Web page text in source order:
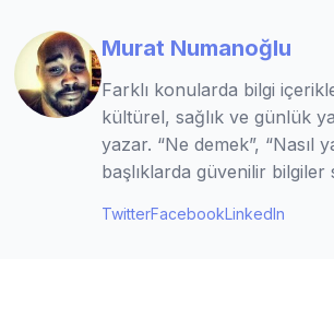
Murat Numanoğlu
Farklı konularda bilgi
kültürel, sağlık ve günlük
yazar. “Ne demek”, “Nasıl
başlıklarda güvenilir
TwitterFacebookLinkedIn